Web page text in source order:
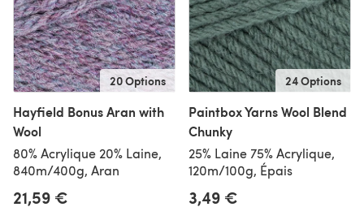
20 Options
Hayfield Bonus Aran with
Wool
80% Acrylique 20% Laine,
840m/400g, Aran
21,59 €
24 Options
Paintbox Yarns Wool Blend
Chunky
25% Laine 75% Acrylique,
120m/100g, Épais
3,49 €